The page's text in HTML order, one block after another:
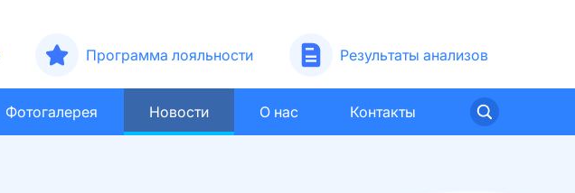
Программа лояльности Результаты анализов
Фотогалерея Новости О нас Контакты